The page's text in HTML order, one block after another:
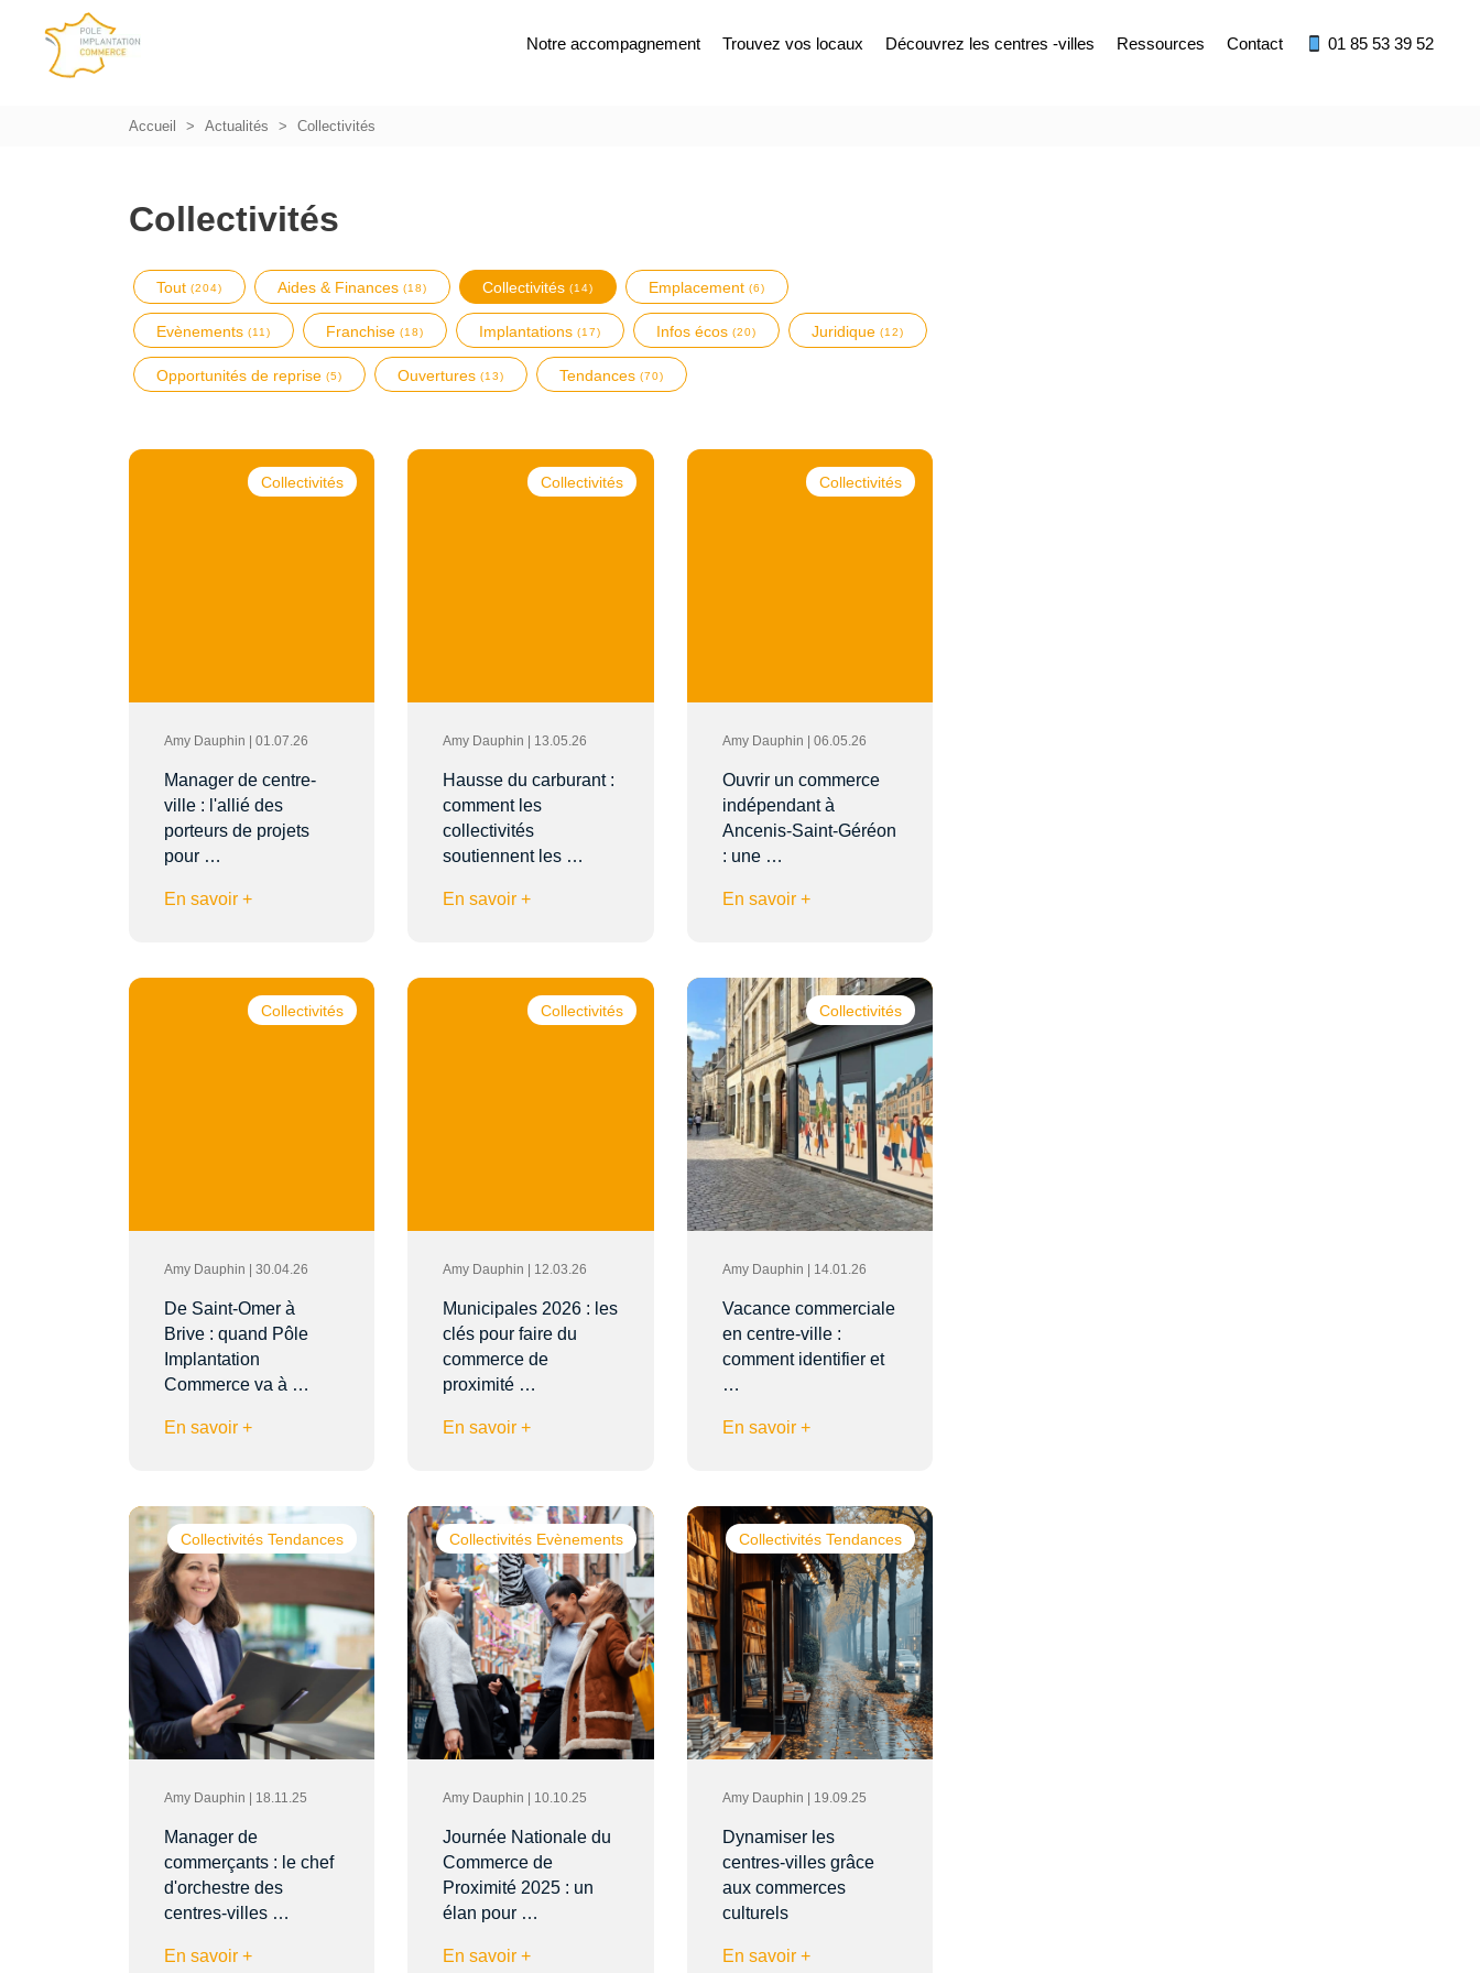
Notre accompagnement Trouvez vos locaux Découvrez les centres -villes Ressources Contact 01 85 53 39 52
Accueil Actualités Collectivités
Collectivités
Tout (204) Aides & Finances (18) Collectivités (14) Emplacement (6)
Evènements (11) Franchise (18) Implantations (17) Infos écos (20) Juridique (12)
Opportunités de reprise (5) Ouvertures (13) Tendances (70)
Collectivités
Amy Dauphin | 01.07.26
Manager de centre-
ville : l'allié des
porteurs de projets
pour …
En savoir +
Collectivités
Amy Dauphin | 13.05.26
Hausse du carburant :
comment les
collectivités
soutiennent les …
En savoir +
Collectivités
Amy Dauphin | 06.05.26
Ouvrir un commerce
indépendant à
Ancenis-Saint-Géréon
: une …
En savoir +
Collectivités
Amy Dauphin | 30.04.26
De Saint-Omer à
Brive : quand Pôle
Implantation
Commerce va à …
En savoir +
Collectivités
Amy Dauphin | 12.03.26
Municipales 2026 : les
clés pour faire du
commerce de
proximité …
En savoir +
Collectivités
Amy Dauphin | 14.01.26
Vacance commerciale
en centre-ville :
comment identifier et
…
En savoir +
Collectivités Tendances
Amy Dauphin | 18.11.25
Manager de
commerçants : le chef
d'orchestre des
centres-villes …
En savoir +
Collectivités Evènements
Amy Dauphin | 10.10.25
Journée Nationale du
Commerce de
Proximité 2025 : un
élan pour …
En savoir +
Collectivités Tendances
Amy Dauphin | 19.09.25
Dynamiser les
centres-villes grâce
aux commerces
culturels
En savoir +